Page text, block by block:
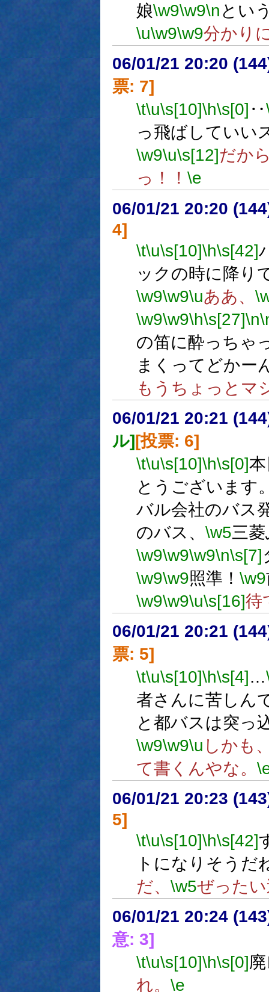
娘\w9\w9\n とい
\u\w9\w9分かり
06/01/21 20:20
票: 7]
\t\u\s[10]\h\s[0] ‥
っ飛ばしていい
\w9\u\s[12]だか
っ！！ \e
06/01/21 20:20
4]
\t\u\s[10]\h\s[42]
ックの時に降り
\w9\w9\uああ、
\w9\w9\h\s[27]\n
の笛に酔っちゃ
まくってどかー
もうちょっとマ
06/01/21 20:21
ル][投票: 6]
\t\u\s[10]\h\s[0]
とうございます
バル会社のバス
のバス、 \w5三
\w9\w9\w9\n\s[7]
\w9\w9照準！ \w9
\w9\w9\u\s[16]待
06/01/21 20:21
票: 5]
\t\u\s[10]\h\s[4]…
者さんに苦しん
と都バスは突っ
\w9\w9\u しかも
て書くんやな。
06/01/21 20:23
5]
\t\u\s[10]\h\s[42]
トになりそうだ
だ、 \w5ぜった
06/01/21 20:24
意: 3]
\t\u\s[10]\h\s[0]
れ。 \e